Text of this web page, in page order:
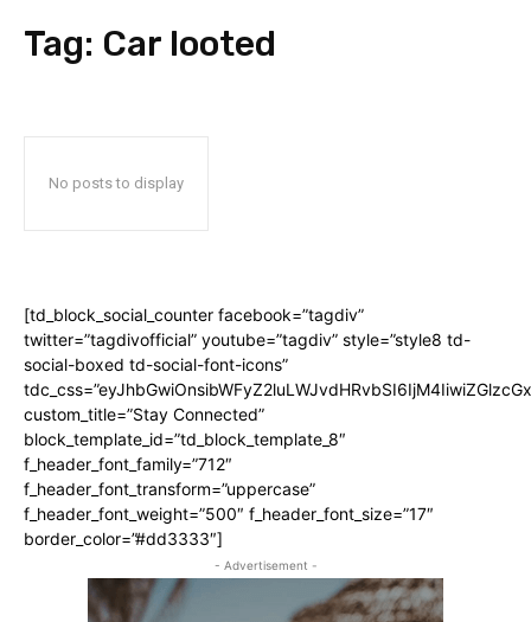
Tag: Car looted
No posts to display
[td_block_social_counter facebook=”tagdiv”
twitter=”tagdivofficial” youtube=”tagdiv” style=”style8 td-
social-boxed td-social-font-icons”
custom_title=”Stay Connected”
block_template_id=”td_block_template_8″
f_header_font_family=”712″
f_header_font_transform=”uppercase”
f_header_font_weight=”500″ f_header_font_size=”17″
border_color=”#dd3333″]
- Advertisement -